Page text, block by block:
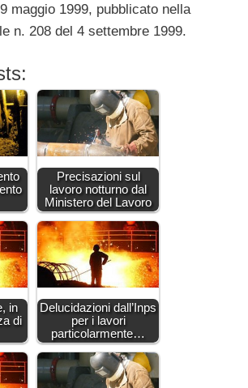
maggio 1999, pubblicato nella
n. 208 del 4 settembre 1999.
Precisazioni sul
lavoro notturno dal
Ministero del Lavoro
in
di
Delucidazioni dall’Inps
per i lavori
particolarmente…